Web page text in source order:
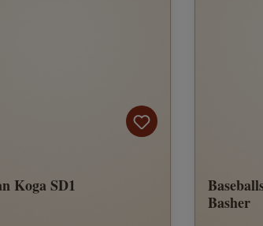
Koga SD1
Basher